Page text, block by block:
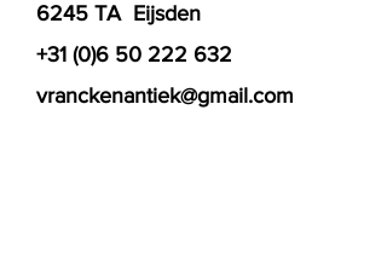
6245 TA Eijsden
+31 (0)6 50 222 632
vranckenantiek@gmail.com